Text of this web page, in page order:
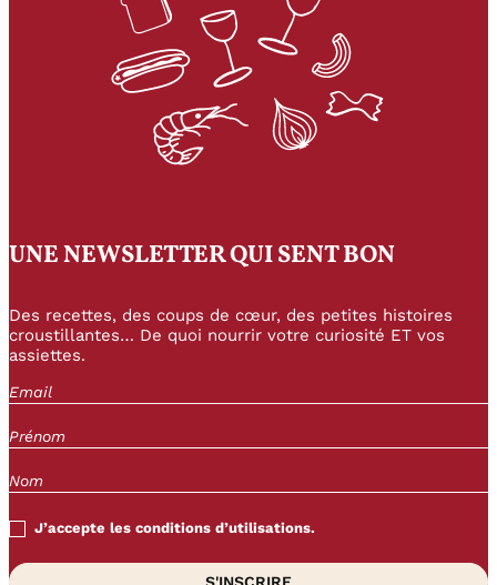
UNE NEWSLETTER QUI SENT BON
Des recettes, des coups de cœur, des petites histoires
croustillantes… De quoi nourrir votre curiosité ET vos
assiettes.
J’accepte les conditions d’utilisations.